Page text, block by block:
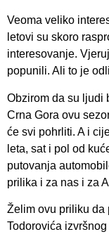
Veoma veliko
letovi su skoro
interesovanje.
popunili. Ali to je
Obzirom da su ljudi
Crna Gora ovu
će svi pohrliti. A i
leta, sat i pol od
putovanja
prilika i za nas i za
Želim ovu priliku da
Todorovića